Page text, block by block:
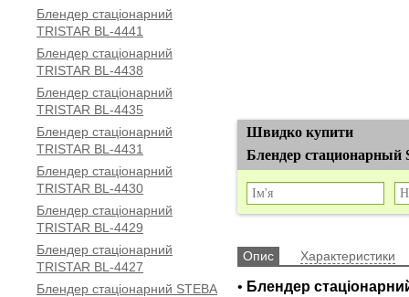
Блендер стаціонарний
TRISTAR BL-4441
Блендер стаціонарний
TRISTAR BL-4438
Блендер стаціонарний
TRISTAR BL-4435
Блендер стаціонарний
TRISTAR BL-4431
Блендер стаціонарний
TRISTAR BL-4430
Блендер стаціонарний
TRISTAR BL-4429
Блендер стаціонарний
TRISTAR BL-4427
Блендер стаціонарний STEBA
Швидко купити
Блендер стационарный
Опис Характеристики
• Блендер